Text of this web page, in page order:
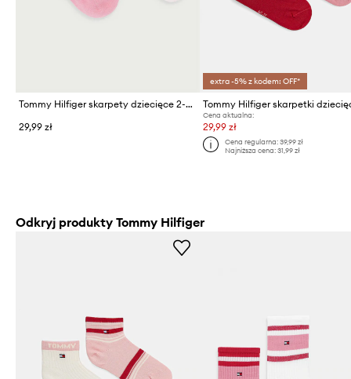
Tommy Hilfiger skarpety dziecięce 2-pack
29,99 zł
extra -5% z kodem: OFF*
Cena aktualna:
29,99 zł
Cena regularna: 39,99 zł
Najniższa cena: 31,99 zł
Odkryj produkty Tommy Hilfiger